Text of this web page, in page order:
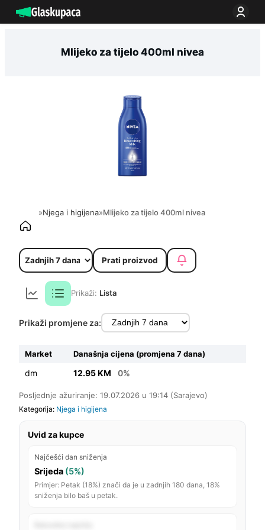
na
Mlijeko za tijelo 400ml nivea
»Njega i higijena»Mlijeko za tijelo 400ml nivea
Prati proizvod
Prikaži: Lista
Prikaži promjene za:
Market Današnja cijena (promjena 7 dana)
dm 12.95 KM 0%
Posljednje ažuriranje: 19.07.2026 u 19:14 (Sarajevo)
Kategorija: Njega i higijena
Uvid za kupce
Najčešći dan sniženja
Srijeda (5%)
Primjer: Petak (18%) znači da je u zadnjih 180 dana, 18%
sniženja bilo baš u petak.